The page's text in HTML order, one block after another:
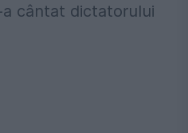
cântat dictatorului